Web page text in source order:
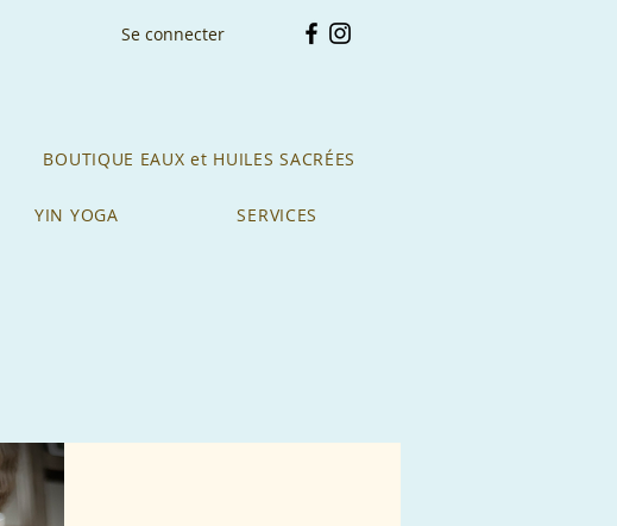
Se connecter
BOUTIQUE EAUX et HUILES SACRÉES
YIN YOGA SERVICES